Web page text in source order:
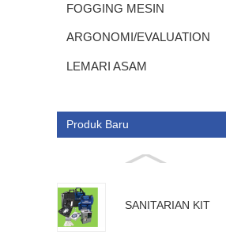
FOGGING MESIN
ARGONOMI/EVALUATION
LEMARI ASAM
Produk Baru
SANITARIAN KIT
KIT || ALAT MEDAN LISTRIK
DAN MEDAN MAGNET